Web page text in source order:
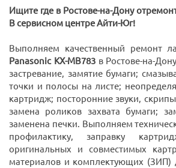
Ищите где в Ростове-на-Дону
В сервисном центре Айти-Юг!
Выполняем качественный ремонт
Panasonic KX-MB783в Ростове-на-
застревание, замятие бумаги;
точки и полосы на листе;
картридж; посторонние звуки,
замена роликов захвата бумаги;
заменена печки. Выполняем
профилактику, заправку
оригинальных и совместимых
материалов и комплектующих (ЗИП)